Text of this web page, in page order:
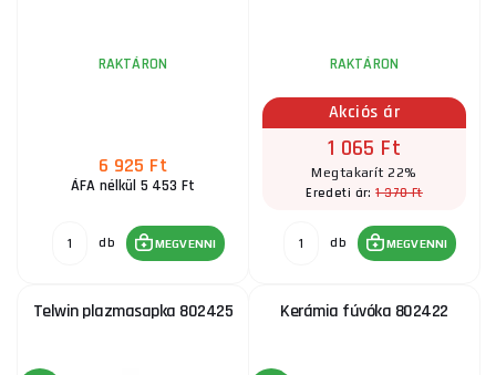
RAKTÁRON
6 925 Ft
ÁFA nélkül 5 453 Ft
db MEGVENNI
RAKTÁRON
Akciós ár
1 065 Ft
Megtakarít 22%
Eredeti ár:1 370 Ft
db MEGVENNI
Telwin plazmasapka 802425 Kerámia fúvóka 802422